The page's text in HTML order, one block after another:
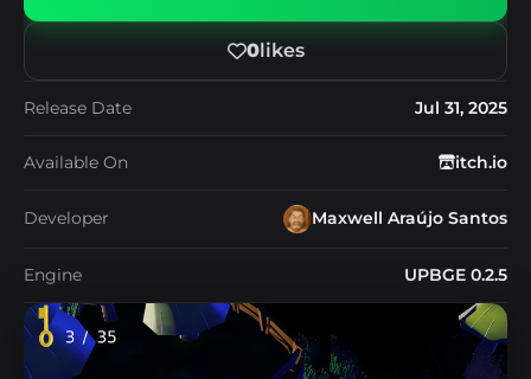
0likes
Release Date Jul 31, 2025
Available On itch.io
Developer Maxwell Araújo Santos
Engine UPBGE 0.2.5